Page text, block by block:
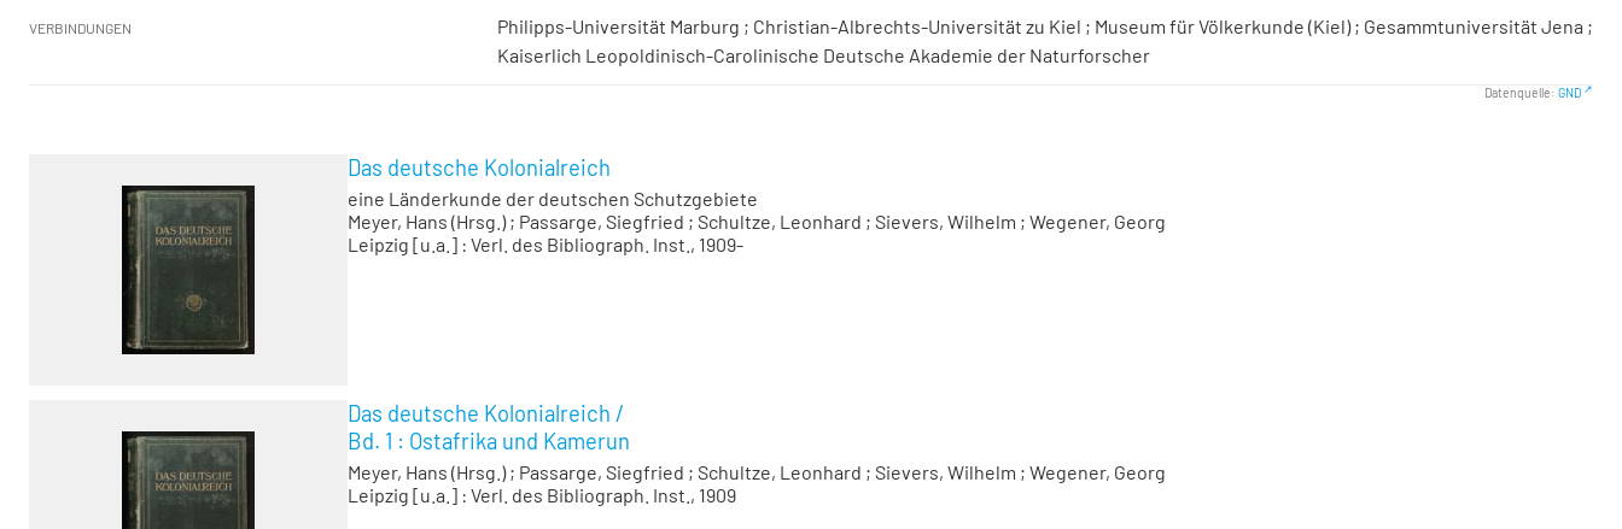
VERBINDUNGEN
Philipps-Universität Marburg ; Christian-Albrechts-Universität zu Kiel ; Museum für Völkerkunde (Kiel) ; Gesammtuniversität Jena ;
Kaiserlich Leopoldinisch-Carolinische Deutsche Akademie der Naturforscher
Datenquelle: GND
Das deutsche Kolonialreich
eine Länderkunde der deutschen Schutzgebiete
Meyer, Hans (Hrsg.); Passarge, Siegfried ; Schultze, Leonhard ; Sievers, Wilhelm ; Wegener, Georg
Leipzig [u.a.] : Verl. des Bibliograph. Inst., 1909-
Das deutsche Kolonialreich /
Bd. 1 : Ostafrika und Kamerun
Meyer, Hans (Hrsg.); Passarge, Siegfried ; Schultze, Leonhard ; Sievers, Wilhelm ; Wegener, Georg
Leipzig [u.a.] : Verl. des Bibliograph. Inst., 1909